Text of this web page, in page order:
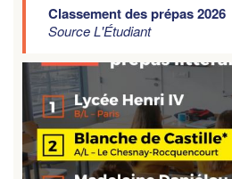
Classement des prépas 2026
Source L'Étudiant